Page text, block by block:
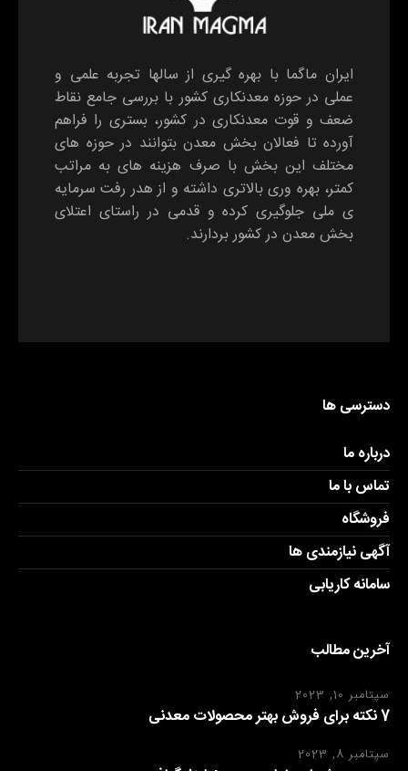
ایران ماگما با بهره گیری از سالها تجربه علمی و
عملی در حوزه معدنکاری کشور با بررسی جامع نقاط
ضعف و قوت معدنکاری در کشور، بستری را فراهم
آورده تا فعالان بخش معدن بتوانند در حوزه های
مختلف این بخش با صرف هزینه های به مراتب
کمتر، بهره وری بالاتری داشته و از هدر رفت سرمایه
ی ملی جلوگیری کرده و قدمی در راستای اعتلای
بخش معدن در کشور بردارند.
دسترسی ها
درباره ما
تماس با ما
فروشگاه
آگهی نیازمندی ها
سامانه کاریابی
آخرین مطالب
سپتامبر 10, 2023
7 نکته برای فروش بهتر محصولات معدنی
سپتامبر 8, 2023